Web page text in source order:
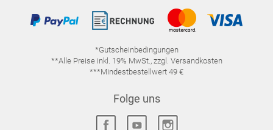
*Gutscheinbedingungen
**Alle Preise inkl. 19% MwSt., zzgl. Versandkosten
***Mindestbestellwert 49 €
Folge uns